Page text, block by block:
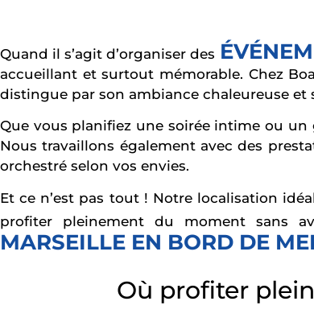
Quand il s’agit d’organiser des
accueillant et surtout mémorable. Chez
distingue par son ambiance chaleureuse
Que vous planifiez une soirée intime ou
Nous travaillons également avec des
orchestré selon vos envies.
Et ce n’est pas tout ! Notre localisation
profiter pleinement du moment sans
MARSEILLE EN BORD DE
Où profiter